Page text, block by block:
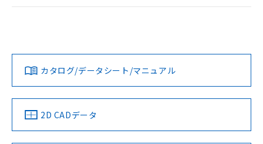
ログイン/会員登録
ダウンロードデータをご利用いただく前に、以下を必ずお読
みください。
ソフトウェアの使用条件
EU RoHS 注意事項・凡例
対応済み
中国 RoHS 注意事項・凡例
LR型式承認
（イギリス
船舶規格）
DNV型式承認
（ノルウェー
BV型式承認
（フランス
KR型式
（韓国
No No No No
カタログ/データシート/マニュアル
2D CADデータ